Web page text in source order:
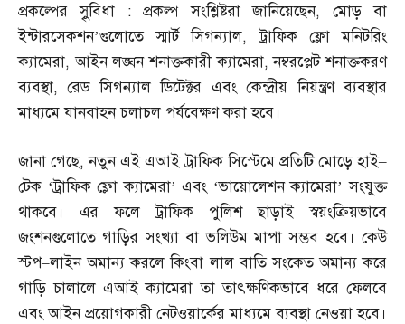
প্রকল্পের সুৃবিধা : প্রকল্প সংশ্লিষ্টরা জানিয়েছেন, মোড় বা
ইন্টারসেকশন’গুলোতে স্মার্ট সিগন্যাল,ট্রাফিক ফ্লো মনিটরিং
ক্যামেরা,আইন লঙ্ঘন শনাক্তকারী ক্যামেরা,নম্বরপ্লেট শনাক্তকরণ
ব্যবস্থা,রেড সিগন্যাল ডিটেক্টর এবং কেন্দ্রীয় নিয়ন্ত্রণ ব্যবস্থার
মাধ্যমে যানবাহন চলাচল পর্যবেক্ষণ করা হবে।
জানা গেছে,নতুন এই এআই ট্রাফিক সিস্টেমে প্রতিটি মোড়ে হাই–
টেক ‘ট্রাফিক ফ্লো ক্যামেরা’ এবং ‘ভায়োলেশন ক্যামেরা’ সংযুক্ত
থাকবে। এর ফলে ট্রাফিক পুলিশ ছাড়াই স্বয়ংক্রিয়ভাবে
জংশনগুলোতে গাড়ির সংখ্যা বা ভলিউম মাপা সম্ভব হবে। কেউ
স্টপ–লাইন অমান্য করলে কিংবা লাল বাতি সংকেত অমান্য করে
গাড়ি চালালে এআই ক্যামেরা তা তাৎক্ষণিকভাবে ধরে ফেলবে
এবং আইন প্রয়োগকারী নেটওয়ার্কের মাধ্যমে ব্যবস্থা নেওয়া হবে।